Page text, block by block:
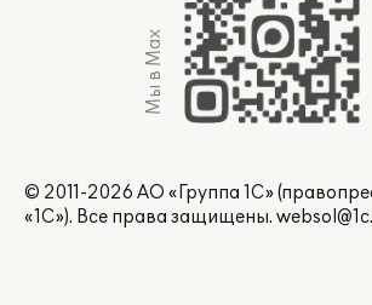
Мы в Max
© 2011-2026 АО «Группа 1С»
«1С»). Все права защищены.